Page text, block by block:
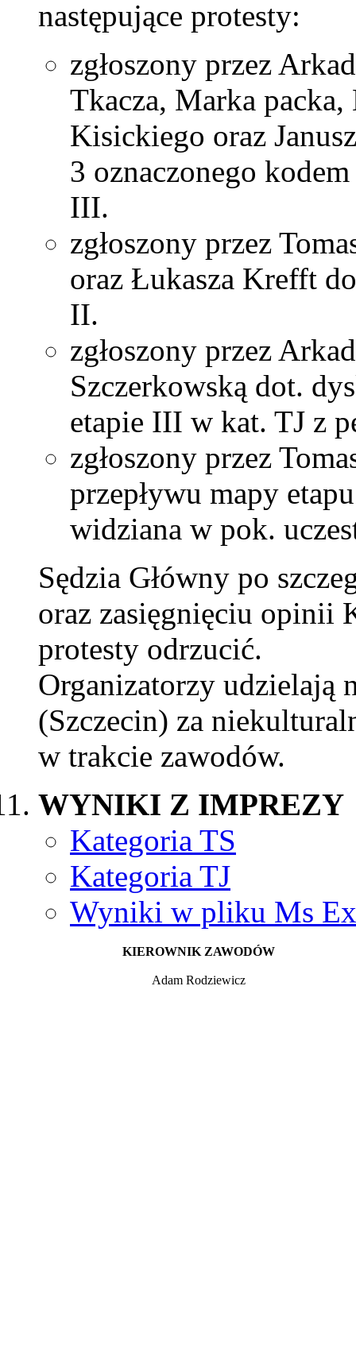
następujące protesty:
zgłoszony przez
Tkacza, Marka packa,
Kisickiego oraz
3 oznaczonego
III.
zgłoszony przez
oraz Łukasza Krefft
II.
zgłoszony przez
Szczerkowską dot.
etapie III w kat. TJ z
zgłoszony przez
przepływu mapy
widziana w pok.
Sędzia Główny po
oraz zasięgnięciu opinii
protesty odrzucić.
Organizatorzy udzielają
(Szczecin) za
w trakcie zawodów.
WYNIKI Z IMPREZY
Kategoria TS
Kategoria TJ
Wyniki w pliku Ms
KIEROWNIK ZAWODÓW
Adam Rodziewicz